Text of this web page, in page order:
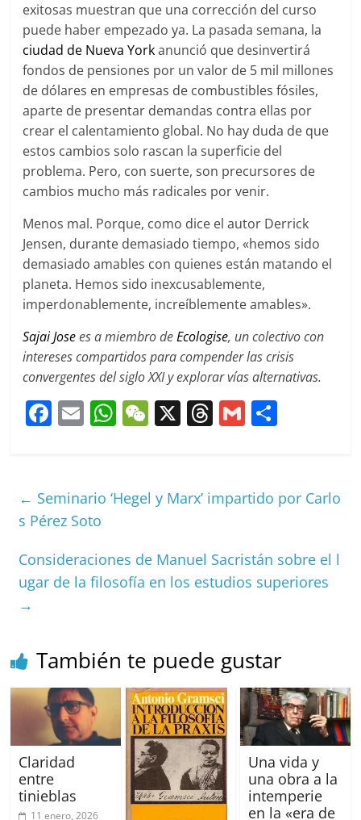
exitosas muestran que una corrección del curso
puede haber empezado ya. La pasada semana, la
ciudad de Nueva Yorkanunció que desinvertirá
fondos de pensiones por un valor de 5 mil millones
de dólares en empresas de combustibles fósiles,
aparte de presentar demandas contra ellas por
crear el calentamiento global. No hay duda de que
estos cambios solo rascan la superficie del
problema. Pero, con suerte, son precursores de
cambios mucho más radicales por venir.
Menos mal. Porque, como dice el autor Derrick
Jensen, durante demasiado tiempo, «hemos sido
demasiado amables con quienes están matando el
planeta. Hemos sido inexcusablemente,
imperdonablemente, increíblemente amables».
Sajai Josees a miembro deEcologise, un colectivo con
intereses compartidos para compender las crisis
convergentes del siglo XXI y explorar vías alternativas.
F
e
b
o
k
E
l
W
s
A
p
W
h
at
X T
a
d
G
l p
ar
← Seminario ‘Hegel y Marx’ impartido por Carlo
s Pérez Soto
Consideraciones de Manuel Sacristán sobre el l
ugar de la filosofía en los estudios superiores
→
También te puede gustar
Claridad
entre
tinieblas
11 enero, 2026
Una vida y
una obra a la
intemperie
en la «era de